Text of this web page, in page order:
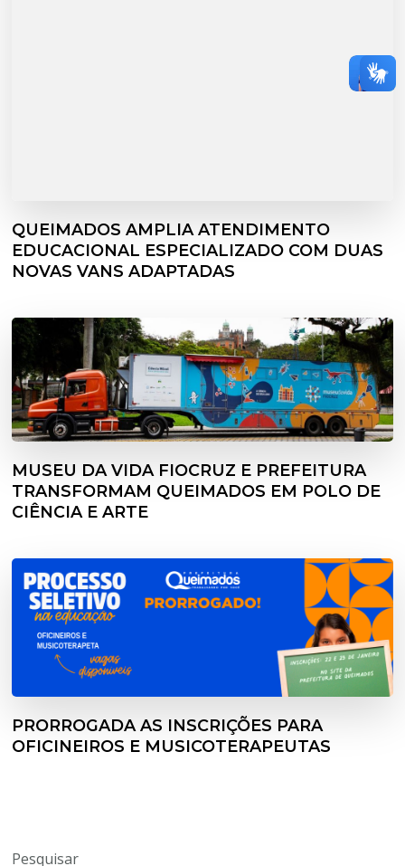
QUEIMADOS AMPLIA ATENDIMENTO
EDUCACIONAL ESPECIALIZADO COM DUAS
NOVAS VANS ADAPTADAS
MUSEU DA VIDA FIOCRUZ E PREFEITURA
TRANSFORMAM QUEIMADOS EM POLO DE
CIÊNCIA E ARTE
PRORROGADA AS INSCRIÇÕES PARA
OFICINEIROS E MUSICOTERAPEUTAS
Pesquisar